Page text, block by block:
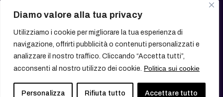
Diamo valore alla tua privacy
Utilizziamo i cookie per migliorare la tua esperienza di
navigazione, offrirti pubblicità o contenuti personalizzati e
analizzare il nostro traffico. Cliccando “Accetta tutti”,
acconsenti al nostro utilizzo dei cookie. Politica sui cookie
Personalizza Rifiuta tutto Accettare tutto
Società soggetta all’attività di Direzione e Coordinamento di
Lucient Group Srl
© 2026 All rights reserved